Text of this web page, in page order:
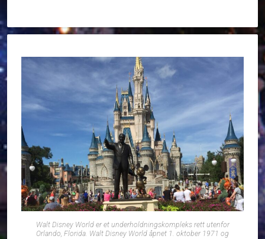
Walt Disney World er et underholdningskompleks rett utenfor
Orlando, Florida. Walt Disney World åpnet 1. oktober 1971 og